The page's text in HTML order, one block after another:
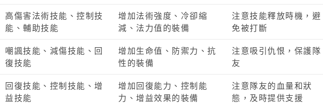
高傷害法術技能、控制技
能、輔助技能
增加法術強度、冷卻縮
減、法力值的裝備
注意技能釋放時機，避
免被打斷
嘲諷技能、減傷技能、回
復技能
增加生命值、防禦力、抗
性的裝備
注意吸引仇恨，保護隊
友
回復技能、控制技能、增
益技能
增加回復能力、控制能
力、增益效果的裝備
注意隊友的血量和狀
態，及時提供支援